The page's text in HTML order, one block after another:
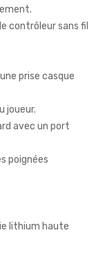
contrôleur sans fil
prise casque
joueur.
avec un port
poignées
lithium haute